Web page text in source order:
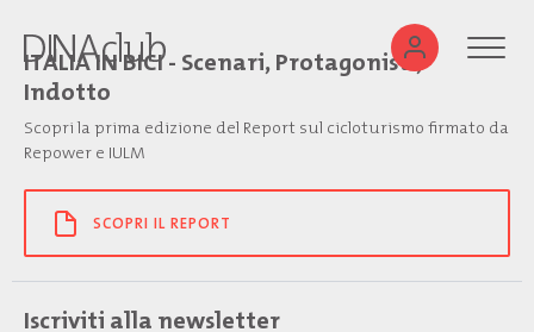
ITALIA IN BICI - Scenari, Protagonisti,
Indotto
Scopri la prima edizione del Report sul cicloturismo firmato da
Repower e IULM
SCOPRI IL REPORT
Iscriviti alla newsletter